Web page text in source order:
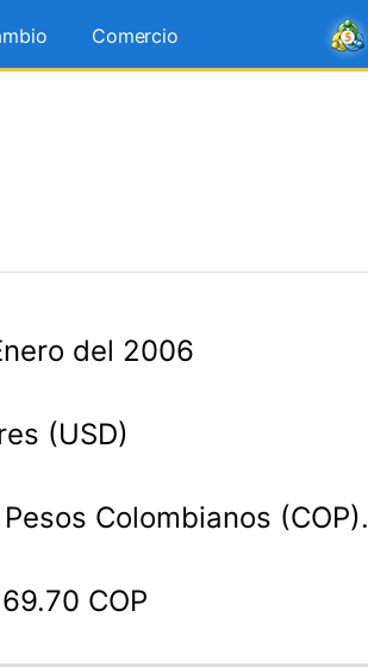
Comercio
del 2006
(USD)
Pesos Colombianos (COP).
COP